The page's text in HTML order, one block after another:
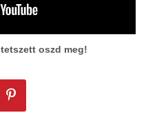
oszd meg!